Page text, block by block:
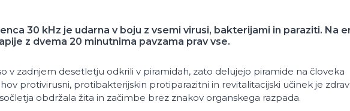
30 kHz je udarna v boju z vsemi virusi, bakterijami in paraziti. Na
z dvema 20 minutnima pavzama prav vse.
v zadnjem desetletju odkrili v piramidah, zato delujejo piramide na človeka
protivirusni, protibakterijskin protiparazitni in revitalitacijski učinek je
obdržala žita in začimbe brez znakov organskega razpada.